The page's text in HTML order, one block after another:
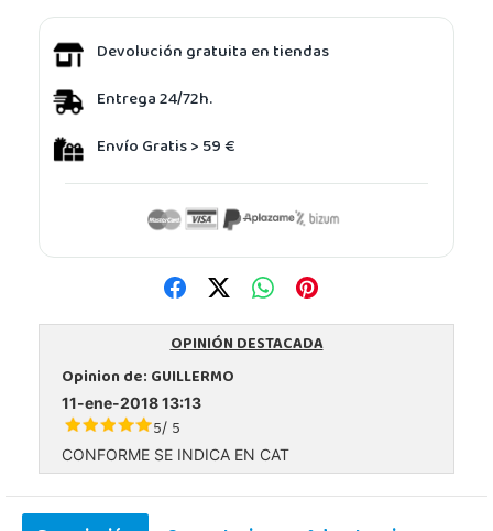
Devolución gratuita en tiendas
Entrega 24/72h.
Envío Gratis > 59 €
OPINIÓN DESTACADA
Opinion de:GUILLERMO
11-ene-2018 13:13
5/ 5
CONFORME SE INDICA EN CAT